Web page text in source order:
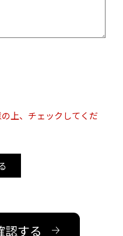
上、チェックしてくだ